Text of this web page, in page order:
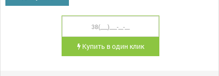
Купить в один клик